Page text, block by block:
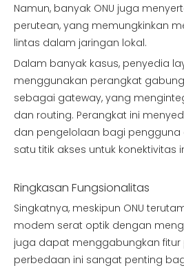
Namun, banyak ONU juga
perutean, yang memungkinkan
lintas dalam jaringan lokal.
Dalam banyak kasus, penyedia
menggunakan perangkat
sebagai gateway, yang
dan routing. Perangkat ini
dan pengelolaan bagi pengguna
satu titik akses untuk konektivitas
Ringkasan Fungsionalitas
Singkatnya, meskipun ONU
modem serat optik dengan
juga dapat menggabungkan fitur
perbedaan ini sangat penting